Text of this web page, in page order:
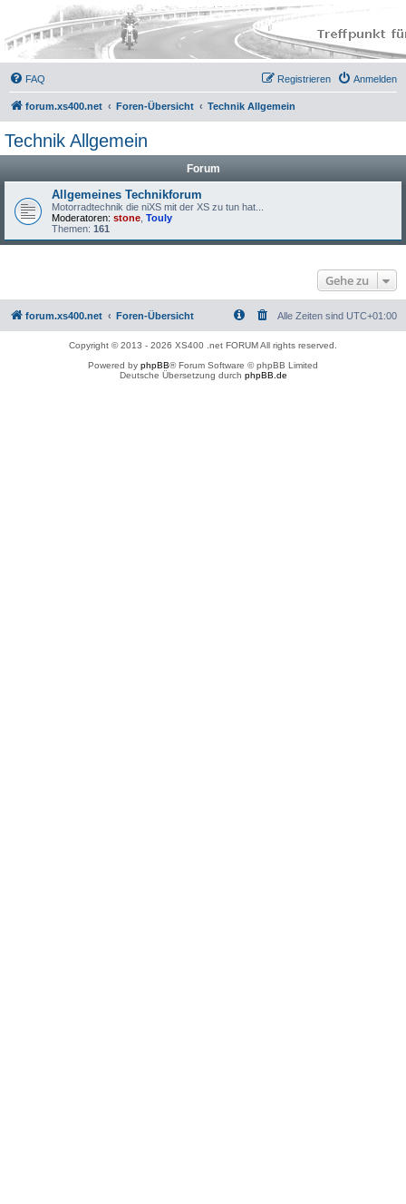
FAQ Anmelden
Registrieren
forum.xs400.net Foren-Übersicht Technik Allgemein
Technik Allgemein
Forum
Allgemeines Technikforum
Motorradtechnik die niXS mit der XS zu tun hat...
Moderatoren: stone Touly
Themen: 161
Gehe zu
forum.xs400.net Foren-Übersicht Alle Zeiten sind UTC+01:00
Copyright © 2013 - 2026 XS400 .net FORUM All rights reserved.
Powered by phpBB® Forum Software © phpBB Limited
Deutsche Übersetzung durch phpBB.de